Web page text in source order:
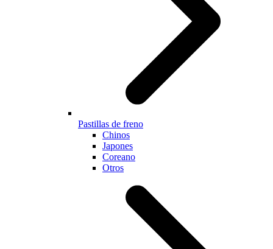
Pastillas de freno
Chinos
Japones
Coreano
Otros